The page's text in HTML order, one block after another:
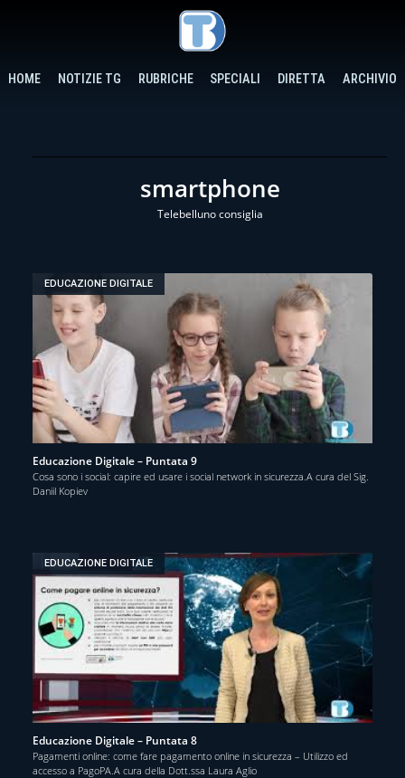
HOME NOTIZIE TG RUBRICHE SPECIALI DIRETTA ARCHIVIO
smartphone
Telebelluno consiglia
EDUCAZIONE DIGITALE
Educazione Digitale – Puntata 9
Cosa sono i social: capire ed usare i social network in sicurezza.A cura del Sig.
Daniil Kopiev
EDUCAZIONE DIGITALE
Educazione Digitale – Puntata 8
Pagamenti online: come fare pagamento online in sicurezza – Utilizzo ed
accesso a PagoPA.A cura della Dott.ssa Laura Aglio